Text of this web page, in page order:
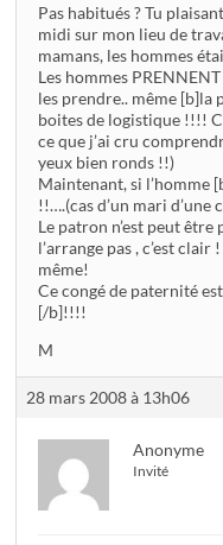
Pas habitués ? Tu
midi sur mon lieu de
mamans, les hommes
Les hommes
les prendre.. même [b]la
boites de logistique !!!!
ce que j’ai cru
yeux bien ronds !!)
Maintenant, si l’homme
!!….(cas d’un mari d’une
Le patron n’est peut
l’arrange pas , c’est
même!
Ce congé de paternité
[/b]!!!!
M
28 mars 2008 à 13h06
Anonyme
Invité